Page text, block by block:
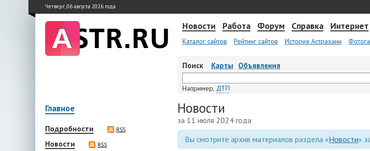
Четверг, 06 августа 2026 года
Новости Работа Форум Справка Интернет
Каталог сайтов Рейтинг сайтов История Астрахани
Поиск Карты Объявления
Например, ДТП
Главное
Подробности RSS
Новости RSS
Новости
за 11 июля 2024 года
Вы смотрите архив материалов раздела «Новости»